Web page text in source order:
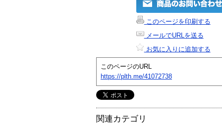
このページを印刷する
メールでURLを送る
お気に入りに追加する
このページのURL
https://plth.me/41072738
関連カテゴリ